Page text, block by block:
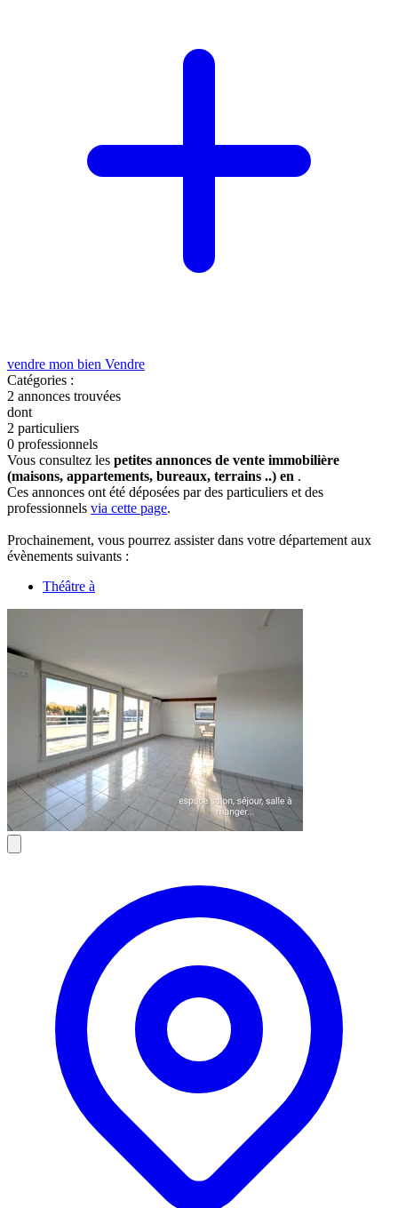
vendre mon bien Vendre
Catégories :
2 annonces trouvées
dont
2 particuliers
0 professionnels
Vous consultez les petites annonces de vente immobilière
(maisons, appartements, bureaux, terrains ..) en .
Ces annonces ont été déposées par des particuliers et des
professionnels via cette page.
Prochainement, vous pourrez assister dans votre département aux
évènements suivants :
Théâtre à